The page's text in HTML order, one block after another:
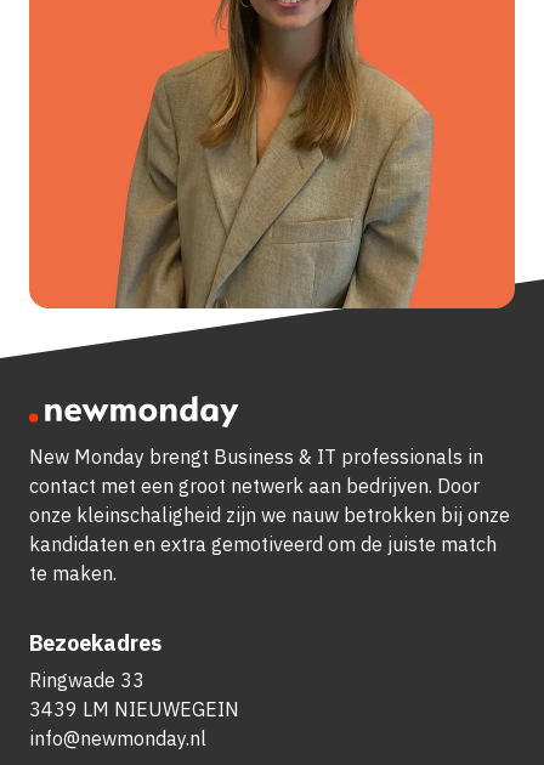
New Monday brengt Business & IT professionals in
contact met een groot netwerk aan bedrijven. Door
onze kleinschaligheid zijn we nauw betrokken bij onze
kandidaten en extra gemotiveerd om de juiste match
te maken.
Bezoekadres
Ringwade 33
3439 LM NIEUWEGEIN
info@newmonday.nl